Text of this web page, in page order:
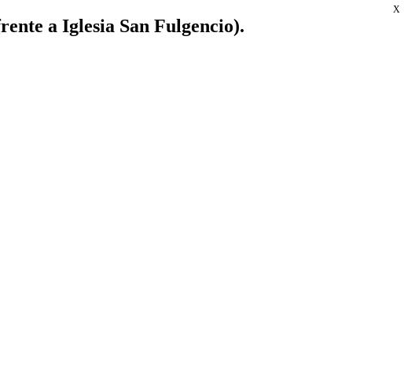
a Iglesia San Fulgencio).
X